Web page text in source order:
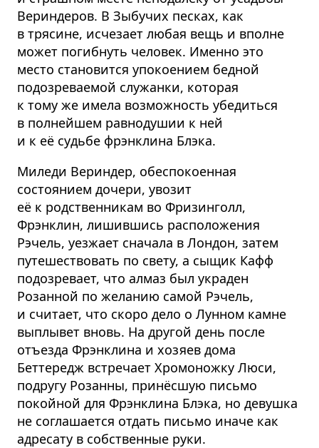
Вериндеров. В Зыбучих песках, как
в трясине, исчезает любая вещь и вполне
может погибнуть человек. Именно это
место становится упокоением бедной
подозреваемой служанки, которая
к тому же имела возможность убедиться
в полнейшем равнодушии к ней
и к её судьбе фрэнклина Блэка.
Миледи Вериндер, обеспокоенная
состоянием дочери, увозит
её к родственникам во Фризинголл,
Фрэнклин, лишившись расположения
Рэчель, уезжает сначала в Лондон, затем
путешествовать по свету, а сыщик Кафф
подозревает, что алмаз был украден
Розанной по желанию самой Рэчель,
и считает, что скоро дело о Лунном камне
выплывет вновь. На другой день после
отъезда Фрэнклина и хозяев дома
Беттередж встречает Хромоножку Люси,
подругу Розанны, принёсшую письмо
покойной для Фрэнклина Блэка, но девушка
не соглашается отдать письмо иначе как
адресату в собственные руки.